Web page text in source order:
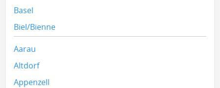
Basel
Biel/Bienne
Aarau
Altdorf
Appenzell